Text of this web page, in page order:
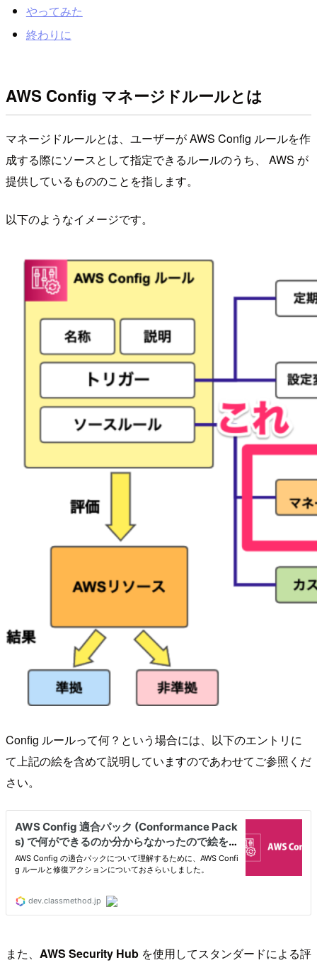
やってみた
終わりに
AWS Config マネージドルールとは
マネージドルールとは、ユーザーが AWS Config ルールを作
成する際にソースとして指定できるルールのうち、 AWS が
提供しているもののことを指します。
以下のようなイメージです。
Config ルールって何？という場合には、以下のエントリに
て上記の絵を含めて説明していますのであわせてご参照くだ
さい。
また、 AWS Security Hub を使用してスタンダードによる評